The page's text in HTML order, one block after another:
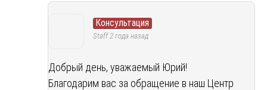
Консультация
Staff2 года назад
Добрый день, уважаемый Юрий!
Благодарим вас за обращение в наш Центр